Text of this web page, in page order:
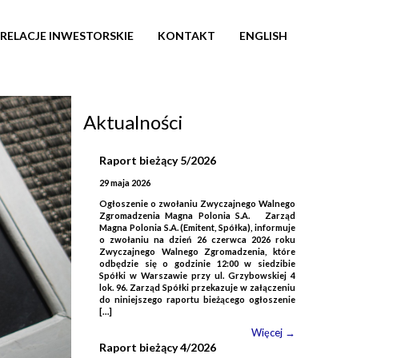
RELACJE INWESTORSKIE KONTAKT ENGLISH
Aktualności
Raport bieżący 5/2026
29 maja 2026
Ogłoszenie o zwołaniu Zwyczajnego Walnego
Zgromadzenia Magna Polonia S.A. Zarząd
Magna Polonia S.A. (Emitent, Spółka), informuje
o zwołaniu na dzień 26 czerwca 2026 roku
Zwyczajnego Walnego Zgromadzenia, które
odbędzie się o godzinie 12:00 w siedzibie
Spółki w Warszawie przy ul. Grzybowskiej 4
lok. 96. Zarząd Spółki przekazuje w załączeniu
do niniejszego raportu bieżącego ogłoszenie
[…]
Więcej →
Raport bieżący 4/2026